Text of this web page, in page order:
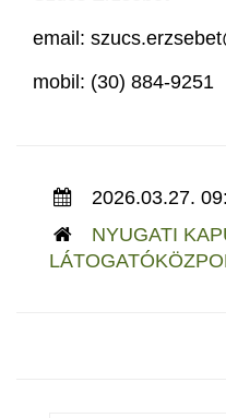
email:
mobil: (30) 884-9251
2026.03.27.
NYUGATI